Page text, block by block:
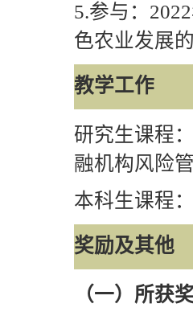
5.参与： 2022
色农业发展
教学工作
研究生课程
融机构风险
本科生课程
奖励及其他
（一）所获